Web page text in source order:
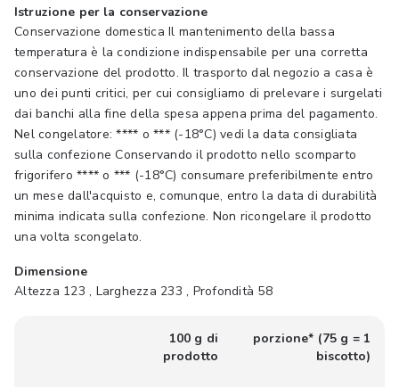
Istruzione per la conservazione
Conservazione domestica Il mantenimento della bassa
temperatura è la condizione indispensabile per una corretta
conservazione del prodotto. Il trasporto dal negozio a casa è
uno dei punti critici, per cui consigliamo di prelevare i surgelati
dai banchi alla fine della spesa appena prima del pagamento.
Nel congelatore: **** o *** (-18°C) vedi la data consigliata
sulla confezione Conservando il prodotto nello scomparto
frigorifero **** o *** (-18°C) consumare preferibilmente entro
un mese dall'acquisto e, comunque, entro la data di durabilità
minima indicata sulla confezione. Non ricongelare il prodotto
una volta scongelato.
Dimensione
Altezza 123 , Larghezza 233 , Profondità 58
100 g di
prodotto
porzione* (75 g = 1
biscotto)